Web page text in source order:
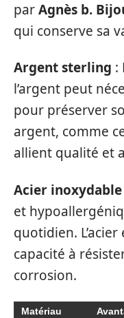
parAgnès b.
qui conserve sa
Argent sterling :
l’argent peut
pour préserver
argent, comme
allient qualité et
Acier inoxydable
et
quotidien.
capacité à
corrosion.
Matériau